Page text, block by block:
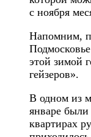
с ноября
Напомним,
этой зимой
гейзеров».
В одном из
январе были
квартирах